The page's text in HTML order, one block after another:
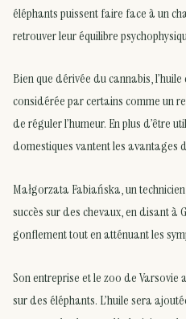
éléphants puissent faire face à un
retrouver leur équilibre
Bien que dérivée du cannabis,
considérée par certains comme un
de réguler l’humeur. En plus d’être
domestiques vantent les avantages
Małgorzata Fabiańska, un
succès sur des chevaux, en disant à
gonflement tout en atténuant les
Son entreprise et le zoo de Varsovie
sur des éléphants. L’huile sera